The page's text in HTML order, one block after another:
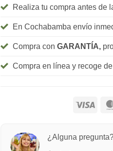
Realiza tu compra antes de
En Cochabamba envío
Compra con GARANTÍA,
Compra en línea y recoge
¿Alguna